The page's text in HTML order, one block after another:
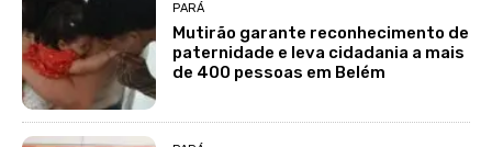
PARÁ
Mutirão garante reconhecimento de
paternidade e leva cidadania a mais
de 400 pessoas em Belém